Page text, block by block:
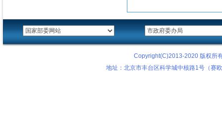
Copyright(C)2013-2020 版权所
地址：北京市丰台区科学城中核路1号（赛